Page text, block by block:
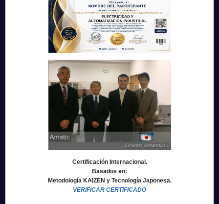
Certificación Internacional.
Basados en:
Metodología KAIZEN y Tecnología Japonesa.
VERIFICAR CERTIFICADO